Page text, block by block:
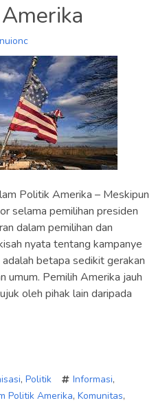
Politik Amerika – Meskipun
selama pemilihan presiden
dalam pemilihan dan
nyata tentang kampanye
betapa sedikit gerakan
umum. Pemilih Amerika jauh
oleh pihak lain daripada
, Politik Informasi,
Politik Amerika, Komunitas,